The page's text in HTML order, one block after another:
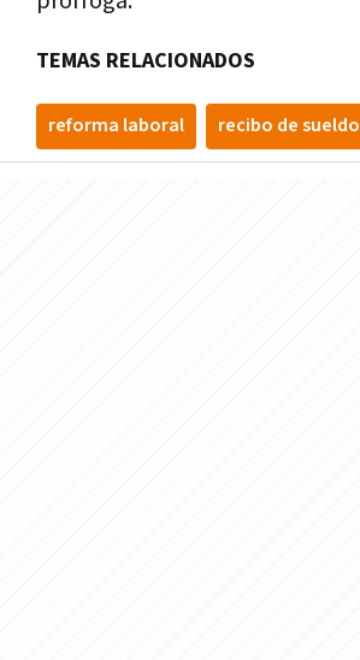
TEMAS RELACIONADOS
reforma laboral recibo de sueldo